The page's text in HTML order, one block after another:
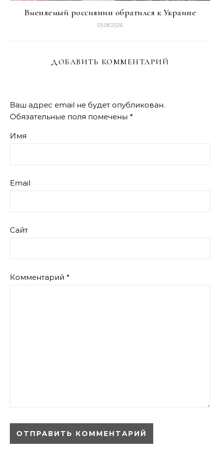
Вменяемый россиянин обратился к Украине
05.08.2026
ДОБАВИТЬ КОММЕНТАРИЙ
Ваш адрес email не будет опубликован.
Обязательные поля помечены *
Имя
Email
Сайт
Комментарий *